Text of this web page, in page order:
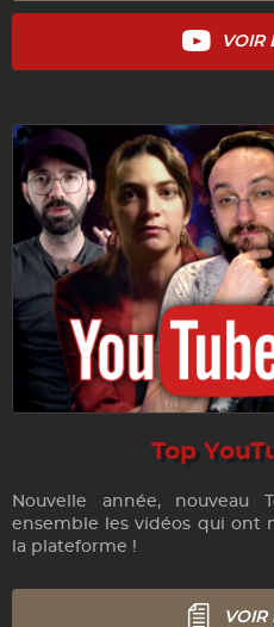
VOIR
Top
Nouvelle année, nouveau
ensemble les vidéos qui ont
la plateforme !
VOIR